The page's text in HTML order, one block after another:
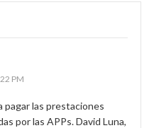
PM
pagar las prestaciones
por las APPs. David Luna,